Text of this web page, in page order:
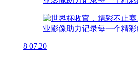
8 07.20